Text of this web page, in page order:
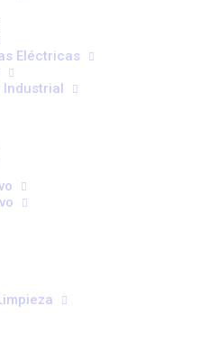
Eléctricas
Industrial
Empiezan mucho antes. En
mil veces. En un gesto
lo hemos hecho así” que
nunca ha pasado nada
en Madrid, da igual si
Getafe o el corredor del
Equipos que trabajan bien,
que funciona. Todo
hay señales. Pequeñas.
suelen indicar algo muy